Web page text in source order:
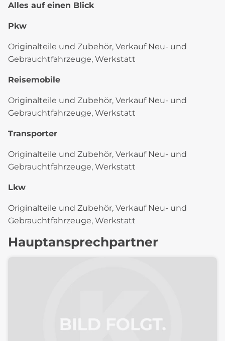
Alles auf einen Blick
Pkw
Originalteile und Zubehör, Verkauf Neu- und
Gebrauchtfahrzeuge, Werkstatt
Reisemobile
Originalteile und Zubehör, Verkauf Neu- und
Gebrauchtfahrzeuge, Werkstatt
Transporter
Originalteile und Zubehör, Verkauf Neu- und
Gebrauchtfahrzeuge, Werkstatt
Lkw
Originalteile und Zubehör, Verkauf Neu- und
Gebrauchtfahrzeuge, Werkstatt
Hauptansprechpartner